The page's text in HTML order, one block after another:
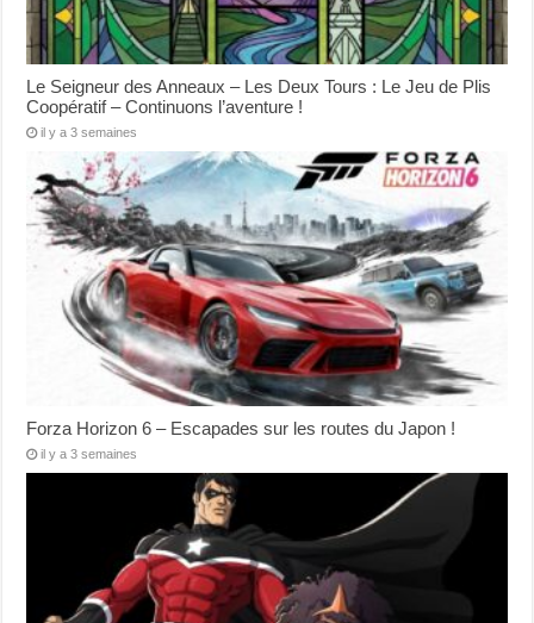
Le Seigneur des Anneaux – Les Deux Tours : Le Jeu de Plis
Coopératif – Continuons l’aventure !
il y a 3 semaines
Forza Horizon 6 – Escapades sur les routes du Japon !
il y a 3 semaines